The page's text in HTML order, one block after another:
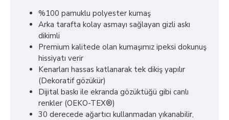
%100 pamuklu polyester kumaş
Arka tarafta kolay asmayı sağlayan gizli askı
dikimli
Premium kalitede olan kumaşımız ipeksi dokunuş
hissiyatı verir
Kenarları hassas katlanarak tek dikiş yapılır
(Dekoratif gözükür)
Dijital baskı ile ekranda gözüktüğü gibi canlı
renkler (OEKO-TEX®)
30 derecede ağartıcı kullanmadan yıkanabilir,